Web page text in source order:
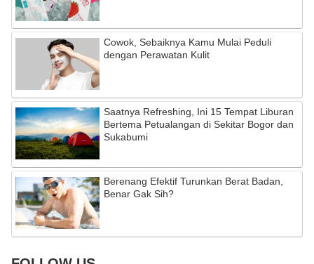
Cowok, Sebaiknya Kamu Mulai Peduli
dengan Perawatan Kulit
Saatnya Refreshing, Ini 15 Tempat Liburan
Bertema Petualangan di Sekitar Bogor dan
Sukabumi
Berenang Efektif Turunkan Berat Badan,
Benar Gak Sih?